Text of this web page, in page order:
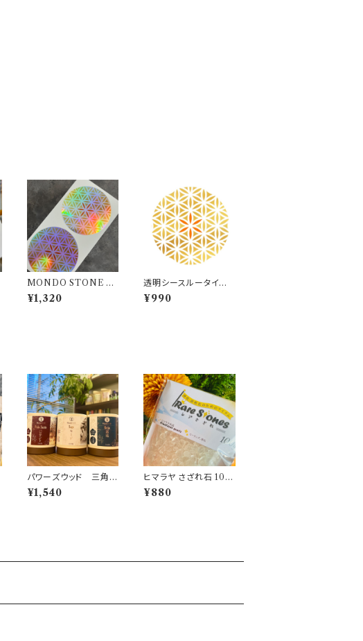
MONDO STONE 高
波動 オリジナルステッ
カー シール 10cmサイ
¥1,320
透明シースルータイプ
MONDO STONE オ
リジナルステッカー 24
¥990
パワーズウッド 三角コ
ーンお香 お塩入り 無
香料 無添加 日本製
¥1,540
ヒマラヤ さざれ石 100
g 袋入り
¥880